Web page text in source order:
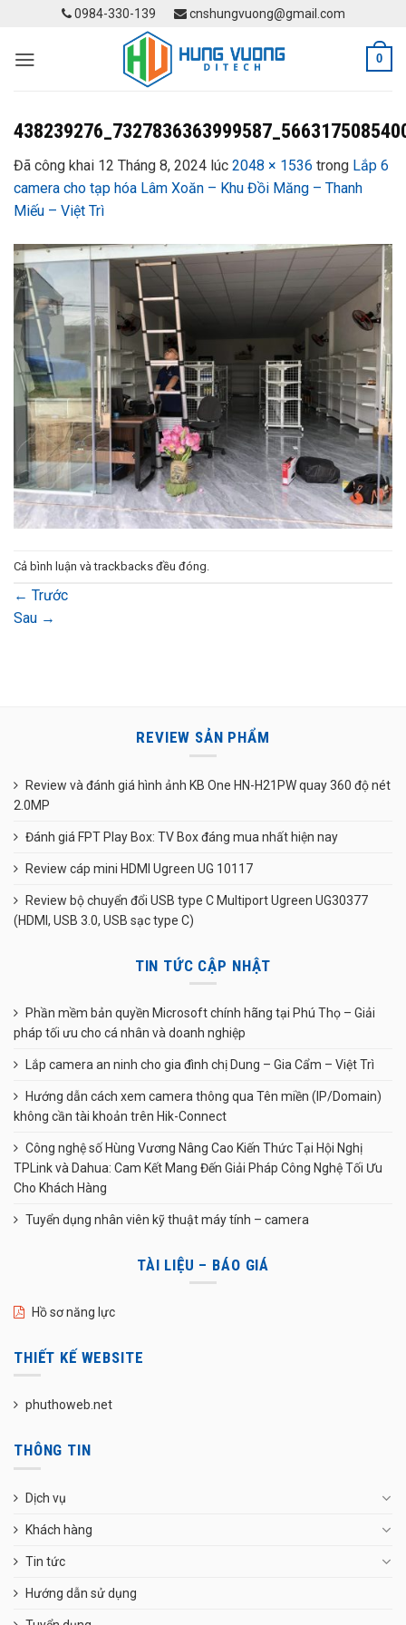
content
0984-330-139 cnshungvuong@gmail.com
0
Đã công khai 12 Tháng 8, 2024 lúc 2048 × 1536 trong Lắp 6
camera cho tạp hóa Lâm Xoăn – Khu Đồi Măng – Thanh
Miếu – Việt Trì
Cả bình luận và trackbacks đều đóng.
← Trước
Sau →
REVIEW SẢN PHẨM
Review và đánh giá hình ảnh KB One HN-H21PW quay 360 độ nét
2.0MP
Đánh giá FPT Play Box: TV Box đáng mua nhất hiện nay
Review cáp mini HDMI Ugreen UG 10117
Review bộ chuyển đổi USB type C Multiport Ugreen UG30377
(HDMI, USB 3.0, USB sạc type C)
TIN TỨC CẬP NHẬT
Phần mềm bản quyền Microsoft chính hãng tại Phú Thọ – Giải
pháp tối ưu cho cá nhân và doanh nghiệp
Lắp camera an ninh cho gia đình chị Dung – Gia Cẩm – Việt Trì
Hướng dẫn cách xem camera thông qua Tên miền (IP/Domain)
không cần tài khoản trên Hik-Connect
Công nghệ số Hùng Vương Nâng Cao Kiến Thức Tại Hội Nghị
TPLink và Dahua: Cam Kết Mang Đến Giải Pháp Công Nghệ Tối Ưu
Cho Khách Hàng
Tuyển dụng nhân viên kỹ thuật máy tính – camera
TÀI LIỆU – BÁO GIÁ
Hồ sơ năng lực
THIẾT KẾ WEBSITE
phuthoweb.net
THÔNG TIN
Dịch vụ
Khách hàng
Tin tức
Hướng dẫn sử dụng